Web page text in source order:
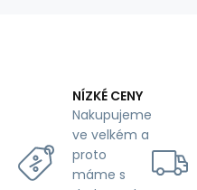
NÍZKÉ CENY
Nakupujeme
ve velkém a
proto
máme s